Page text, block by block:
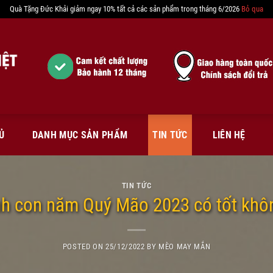
Quà Tặng Đức Khải giảm ngay 10% tất cả các sản phẩm trong tháng 6/2026 Bỏ qua
DANH MỤC SẢN PHẨM TIN TỨC LIÊN HỆ
TIN TỨC
con năm Quý Mão 2023 có tốt
POSTED ON25/12/2022 BY MÈO MAY MẮN